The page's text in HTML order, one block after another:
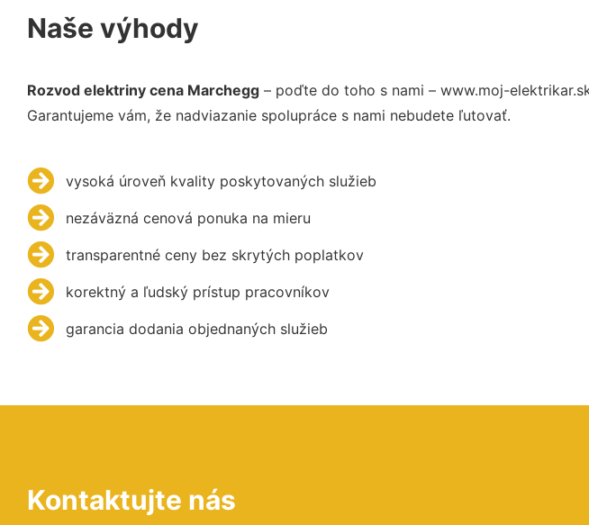
Naše výhody
Rozvod elektriny cena Marchegg – poďte do toho s nami – www.moj-
Garantujeme vám, že nadviazanie spolupráce s nami nebudete ľutovať.
vysoká úroveň kvality poskytovaných služieb
nezáväzná cenová ponuka na mieru
transparentné ceny bez skrytých poplatkov
korektný a ľudský prístup pracovníkov
garancia dodania objednaných služieb
Kontaktujte nás